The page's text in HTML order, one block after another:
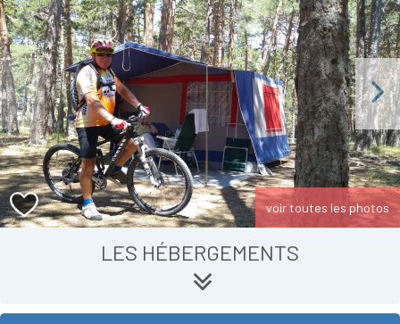
Next
voir toutes les photos
LES HÉBERGEMENTS